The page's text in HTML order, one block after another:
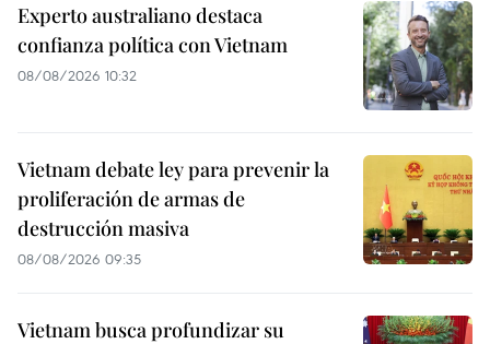
Experto australiano destaca
confianza política con Vietnam
08/08/2026 10:32
Vietnam debate ley para prevenir la
proliferación de armas de
destrucción masiva
08/08/2026 09:35
Vietnam busca profundizar su